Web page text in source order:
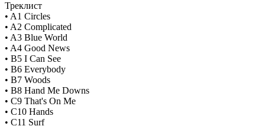
Треклист
• A1 Circles
• A2 Complicated
• A3 Blue World
• A4 Good News
• B5 I Can See
• B6 Everybody
• B7 Woods
• B8 Hand Me Downs
• C9 That's On Me
• C10 Hands
• C11 Surf